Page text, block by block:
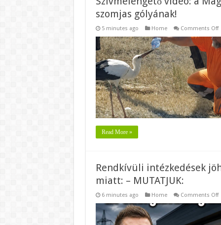
szomjas gólyának!
5 minutes ago Home Comments Offon
a
Read More »
Rendkívüli intézkedések
miatt: – MUTATJUK:
6 minutes ago Home Comments Offon
a